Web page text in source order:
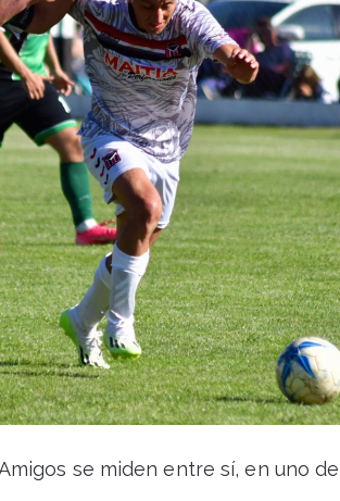
se miden entre sí, en uno